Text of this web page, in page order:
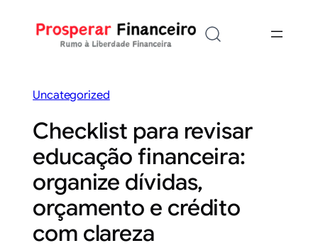
Uncategorized
Checklist para revisar
educação financeira:
organize dívidas,
orçamento e crédito
com clareza